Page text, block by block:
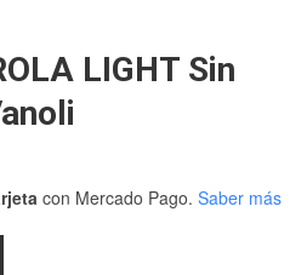
LIGHT Sin
con Mercado Pago. Saber más